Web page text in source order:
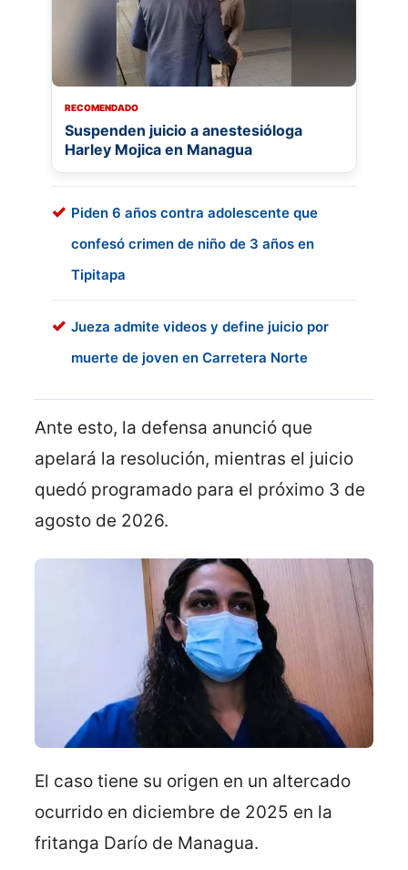
RECOMENDADO
Suspenden juicio a anestesióloga
Harley Mojica en Managua
Piden 6 años contra adolescente que
confesó crimen de niño de 3 años en
Tipitapa
Jueza admite videos y define juicio por
muerte de joven en Carretera Norte
Ante esto, la defensa anunció que
apelará la resolución, mientras el juicio
quedó programado para el próximo 3 de
agosto de 2026.
El caso tiene su origen en un altercado
ocurrido en diciembre de 2025 en la
fritanga Darío de Managua.